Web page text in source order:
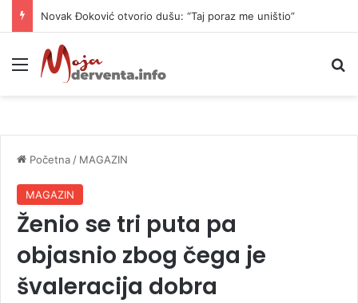
Novak Đoković otvorio dušu: “Taj poraz me uništio”
Meni
Početna / MAGAZIN
MAGAZIN
Ženio se tri puta pa
objasnio zbog čega je
švaleracija dobra